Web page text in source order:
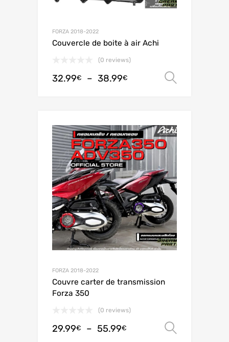
FORZA 2018-2022
Couvercle de boite à air Achi
(0 reviews)
32.99€ – 38.99€
FORZA 2018-2022
Couvre carter de transmission
Forza 350
(0 reviews)
29.99€ – 55.99€